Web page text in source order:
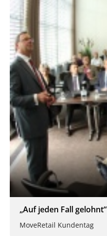
„Auf jeden Fall gelohnt“
MoveRetail Kundentag